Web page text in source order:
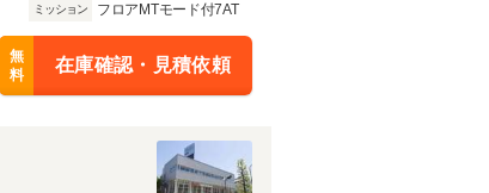
ミッション フロアMTモード付7AT
無
料
在庫確認・見積依頼